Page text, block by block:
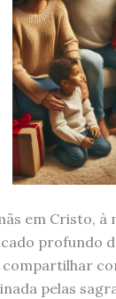
em Cristo, à
profundo
pelas